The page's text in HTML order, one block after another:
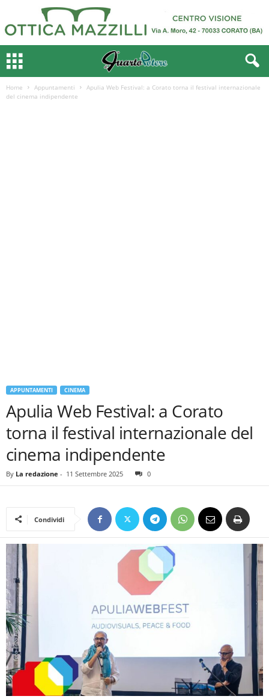
Home Appuntamenti
Apulia Web Festival: a Corato torna il festival internazionale
del cinema indipendente
APPUNTAMENTI CINEMA
Apulia Web Festival: a Corato
torna il festival internazionale del
cinema indipendente
By La redazione - 11 Settembre 2025 0
Condividi